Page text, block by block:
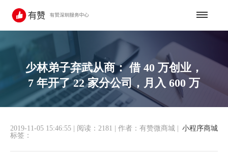
少林弟子弃武从商： 借 40 万创业，
7 年开了 22 家分公司，月入 600 万
小程序商城
2019-11-05 15:46:55 阅读：2181 作者：有赞微商城
标签：